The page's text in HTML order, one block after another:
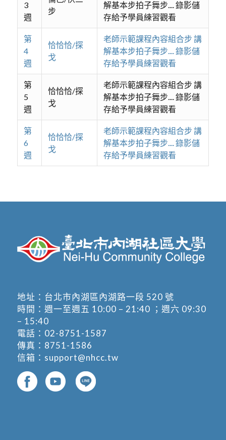
3
週
步
解基本步拍子舞步.... 錄影儲
存給予學員練習觀看
第
4
週
恰恰恰/探
戈
老師示範課程內容組合步 講
解基本步拍子舞步.... 錄影儲
存給予學員練習觀看
第
5
週
恰恰恰/探
戈
老師示範課程內容組合步 講
解基本步拍子舞步.... 錄影儲
存給予學員練習觀看
第
6
週
恰恰恰/探
戈
老師示範課程內容組合步 講
解基本步拍子舞步.... 錄影儲
存給予學員練習觀看
地址： 台北市內湖區內湖路一段 520 號
時間：週一至週五 10:00 – 21:40 ；週六 09:30
– 15:40
電話： 02-8751-1587
傳真：8751-1586
信箱： support@nhcc.tw